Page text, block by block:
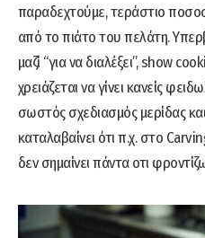
παραδεχτούμε, τεράστιο
από το πιάτο του πελάτη.
μαζί “για να διαλέξει”, show
χρειάζεται να γίνει κανείς
σωστός σχεδιασμός μερίδας
καταλαβαίνει ότι π.χ. στο
δεν σημαίνει πάντα οτι